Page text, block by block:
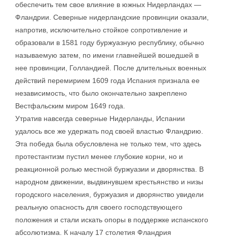
обеспечить тем свое влияние в южных Нидерландах —
Фландрии. Северные нидерландские провинции оказали,
напротив, исключительно стойкое сопротивление и
образовали в 1581 году буржуазную республику, обычно
называемую затем, по имени главнейшей вошедшей в
нее провинции, Голландией. После длительных военных
действий перемирием 1609 года Испания признала ее
независимость, что было окончательно закреплено
Вестфальским миром 1649 года.
Утратив навсегда северные Нидерланды, Испании
удалось все же удержать под своей властью Фландрию.
Эта победа была обусловлена не только тем, что здесь
протестантизм пустил менее глубокие корни, но и
реакционной ролью местной буржуазии и дворянства. В
народном движении, выдвинувшем крестьянство и низы
городского населения, буржуазия и дворянство увидели
реальную опасность для своего господствующего
положения и стали искать опоры в поддержке испанского
абсолютизма. К началу 17 столетия Фландрия